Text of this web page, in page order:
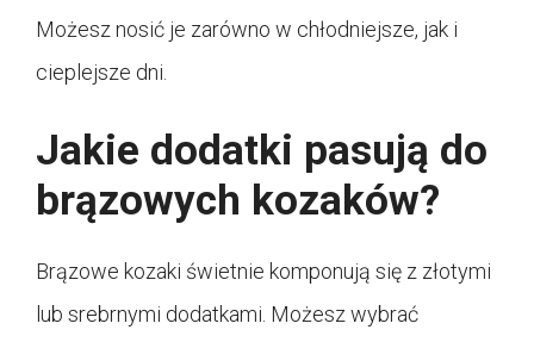
Możesz nosić je zarówno w chłodniejsze, jak i
cieplejsze dni.
Jakie dodatki pasują do
brązowych kozaków?
Brązowe kozaki świetnie komponują się z złotymi
lub srebrnymi dodatkami. Możesz wybrać